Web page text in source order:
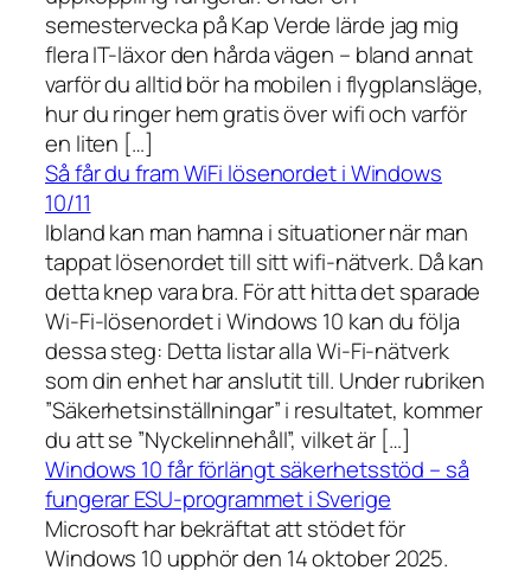
semestervecka på Kap Verde lärde jag mig
flera IT-läxor den hårda vägen – bland annat
varför du alltid bör ha mobilen i flygplansläge,
hur du ringer hem gratis över wifi och varför
en liten […]
Så får du fram WiFi lösenordet i Windows
10/11
Ibland kan man hamna i situationer när man
tappat lösenordet till sitt wifi-nätverk. Då kan
detta knep vara bra. För att hitta det sparade
Wi-Fi-lösenordet i Windows 10 kan du följa
dessa steg: Detta listar alla Wi-Fi-nätverk
som din enhet har anslutit till. Under rubriken
”Säkerhetsinställningar” i resultatet, kommer
du att se ”Nyckelinnehåll”, vilket är […]
Windows 10 får förlängt säkerhetsstöd – så
fungerar ESU-programmet i Sverige
Microsoft har bekräftat att stödet för
Windows 10 upphör den 14 oktober 2025.